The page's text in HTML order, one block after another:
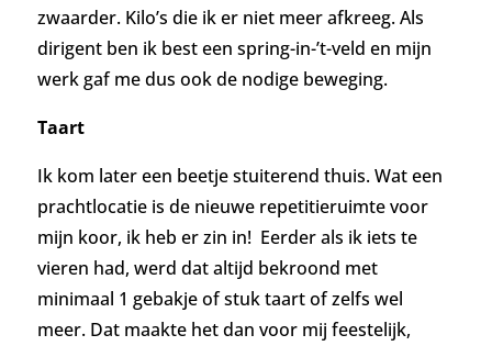
zwaarder. Kilo’s die ik er niet meer afkreeg. Als
dirigent ben ik best een spring-in-’t-veld en mijn
werk gaf me dus ook de nodige beweging.
Taart
Ik kom later een beetje stuiterend thuis. Wat een
prachtlocatie is de nieuwe repetitieruimte voor
mijn koor, ik heb er zin in! Eerder als ik iets te
vieren had, werd dat altijd bekroond met
minimaal 1 gebakje of stuk taart of zelfs wel
meer. Dat maakte het dan voor mij feestelijk,